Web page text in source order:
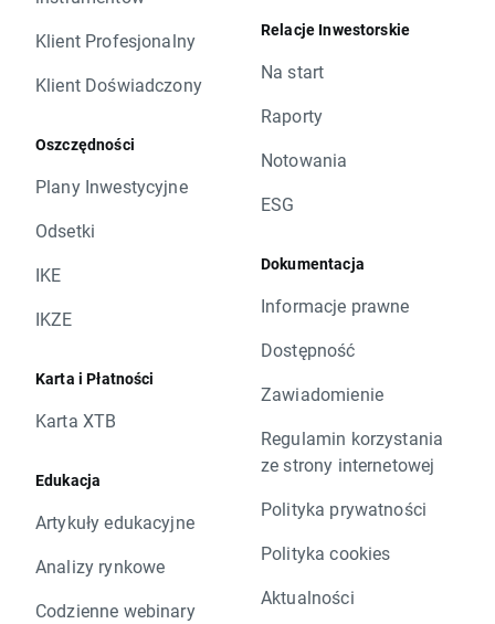
Klient Profesjonalny
Klient Doświadczony
Oszczędności
Plany Inwestycyjne
Odsetki
IKE
IKZE
Karta i Płatności
Karta XTB
Edukacja
Artykuły edukacyjne
Analizy rynkowe
Codzienne webinary
Relacje Inwestorskie
Na start
Raporty
Notowania
ESG
Dokumentacja
Informacje prawne
Dostępność
Zawiadomienie
Regulamin korzystania
ze strony internetowej
Polityka prywatności
Polityka cookies
Aktualności